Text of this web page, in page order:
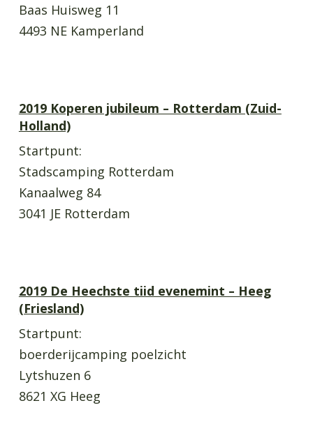
Baas Huisweg 11
4493 NE Kamperland
2019 Koperen jubileum – Rotterdam (Zuid-
Holland)
Startpunt:
Stadscamping Rotterdam
Kanaalweg 84
3041 JE Rotterdam
2019 De Heechste tiid evenemint – Heeg
(Friesland)
Startpunt:
boerderijcamping poelzicht
Lytshuzen 6
8621 XG Heeg